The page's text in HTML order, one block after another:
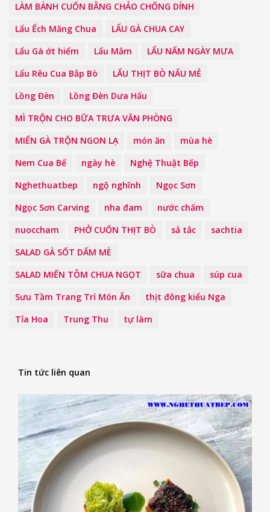
LÀM BÁNH CUỐN BẰNG CHẢO CHỐNG DÍNH
Lẩu Ếch Măng Chua
LẨU GÀ CHUA CAY
Lẩu Gà ớt hiểm
Lẩu Mắm
LẨU NẤM NGÀY MƯA
Lẩu Rêu Cua Bắp Bò
LẨU THỊT BÒ NẤU MẺ
Lồng Đèn
Lồng Đèn Dưa Hấu
MÌ TRỘN CHO BỮA TRƯA VĂN PHÒNG
MIẾN GÀ TRỘN NGON LẠ
món ăn
mùa hè
Nem Cua Bể
ngày hè
Nghệ Thuật Bếp
Nghethuatbep
ngộ nghĩnh
Ngọc Sơn
Ngọc Sơn Carving
nha đam
nước chấm
nuoccham
PHỞ CUỐN THỊT BÒ sả tắc
sachtia
SALAD GÀ SỐT DẤM MÈ
SALAD MIẾN TÔM CHUA NGỌT
sữa chua
súp cua
Sưu Tầm Trang Trí Món Ăn
thịt đông kiểu Nga
Tỉa Hoa
Trung Thu tự làm
Tin tức liên quan